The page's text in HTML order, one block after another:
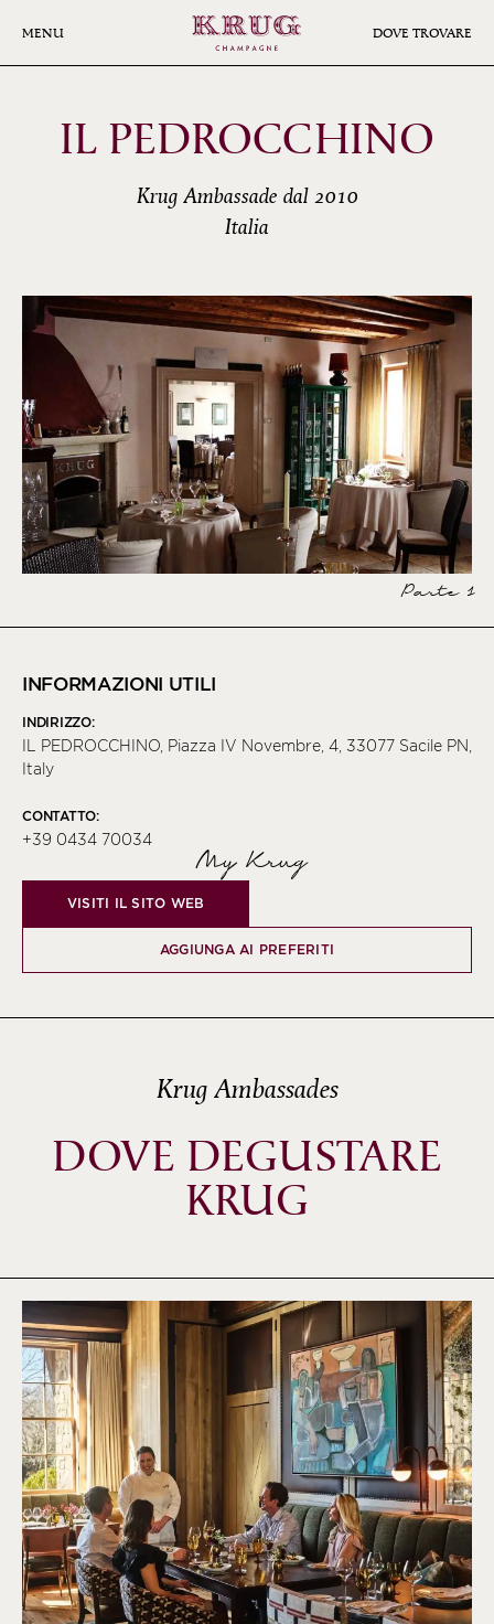
MENU DOVE TROVARE
IL PEDROCCHINO
Krug Ambassade dal 2010
Italia
Parte 1
INFORMAZIONI UTILI
INDIRIZZO:
IL PEDROCCHINO, Piazza IV Novembre, 4, 33077 Sacile PN,
Italy
CONTATTO:
+39 0434 70034
My Krug
VISITI IL SITO WEB
AGGIUNGA AI PREFERITI
Krug Ambassades
DOVE DEGUSTARE
KRUG